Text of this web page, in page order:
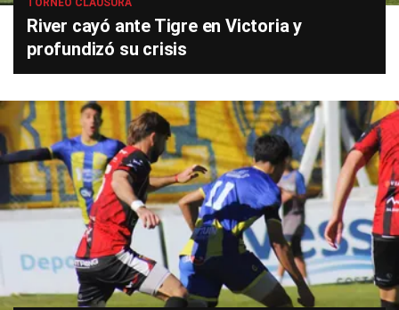
TORNEO CLAUSURA
River cayó ante Tigre en Victoria y
profundizó su crisis